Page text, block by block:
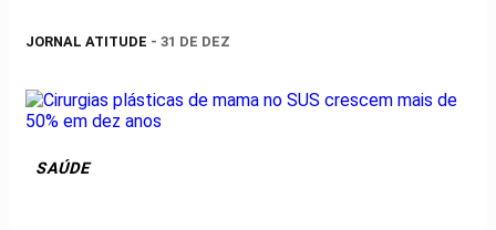
JORNAL ATITUDE - 31 DE DEZ
SAÚDE